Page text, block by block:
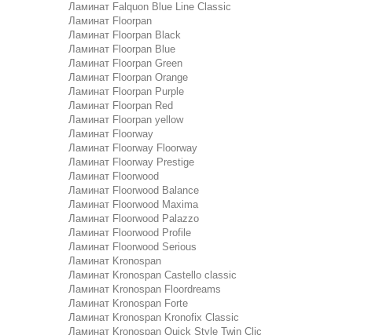
Ламинат Falquon Blue Line Classic
Ламинат Floorpan
Ламинат Floorpan Black
Ламинат Floorpan Blue
Ламинат Floorpan Green
Ламинат Floorpan Orange
Ламинат Floorpan Purple
Ламинат Floorpan Red
Ламинат Floorpan yellow
Ламинат Floorway
Ламинат Floorway Floorway
Ламинат Floorway Prestige
Ламинат Floorwood
Ламинат Floorwood Balance
Ламинат Floorwood Maxima
Ламинат Floorwood Palazzo
Ламинат Floorwood Profile
Ламинат Floorwood Serious
Ламинат Kronospan
Ламинат Kronospan Castello classic
Ламинат Kronospan Floordreams
Ламинат Kronospan Forte
Ламинат Kronospan Kronofix Classic
Ламинат Kronospan Quick Style Twin Clic